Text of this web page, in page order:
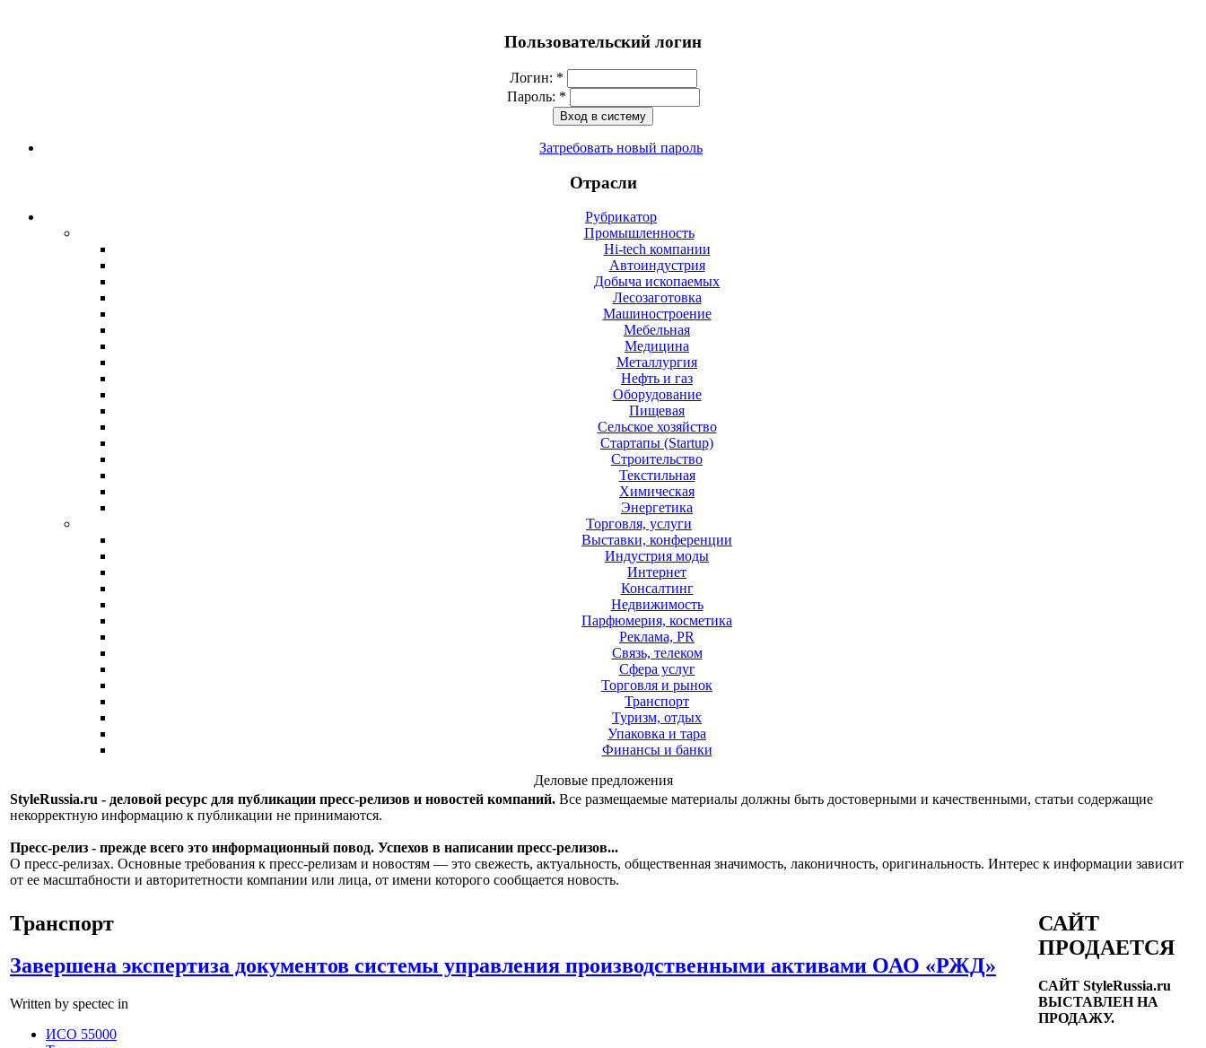
Пользовательский логин
Логин: *
Пароль: *
Затребовать новый пароль
Отрасли
Рубрикатор
Промышленность
Hi-tech компании
Автоиндустрия
Добыча ископаемых
Лесозаготовка
Машиностроение
Мебельная
Медицина
Металлургия
Нефть и газ
Оборудование
Пищевая
Сельское хозяйство
Стартапы (Startup)
Строительство
Текстильная
Химическая
Энергетика
Торговля, услуги
Выставки, конференции
Индустрия моды
Интернет
Консалтинг
Недвижимость
Парфюмерия, косметика
Реклама, PR
Связь, телеком
Сфера услуг
Торговля и рынок
Транспорт
Туризм, отдых
Упаковка и тара
Финансы и банки
Деловые предложения
StyleRussia.ru - деловой ресурс для публикации пресс-релизов и новостей компаний. Все размещаемые материалы должны быть достоверными и качественными, статьи содержащие
некорректную информацию к публикации не принимаются.
Пресс-релиз - прежде всего это информационный повод. Успехов в написании пресс-релизов...
О пресс-релизах. Основные требования к пресс-релизам и новостям — это свежесть, актуальность, общественная значимость, лаконичность, оригинальность. Интерес к информации зависит
от ее масштабности и авторитетности компании или лица, от имени которого сообщается новость.
Транспорт
Завершена экспертиза документов системы управления производственными активами ОАО «РЖД»
Written by spectec in
ИСО 55000
САЙТ
ПРОДАЕТСЯ
САЙТ StyleRussia.ru
ВЫСТАВЛЕН НА
ПРОДАЖУ.